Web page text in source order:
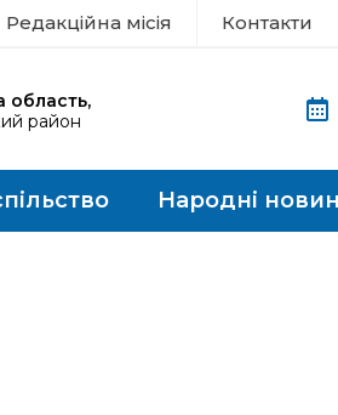
Редакційна місія Контакти
область,
район
Народні